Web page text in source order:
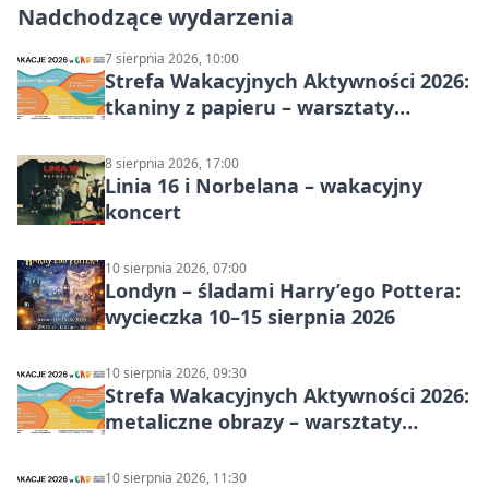
Nadchodzące wydarzenia
7 sierpnia 2026, 10:00
Strefa Wakacyjnych Aktywności 2026:
tkaniny z papieru – warsztaty
8 sierpnia 2026, 17:00
Linia 16 i Norbelana – wakacyjny
koncert
10 sierpnia 2026, 07:00
Londyn – śladami Harry’ego Pottera:
wycieczka 10–15 sierpnia 2026
10 sierpnia 2026, 09:30
Strefa Wakacyjnych Aktywności 2026:
metaliczne obrazy – warsztaty
10 sierpnia 2026, 11:30